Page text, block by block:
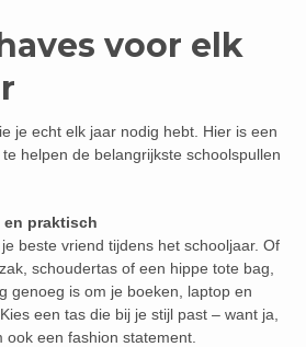
voor elk
je echt elk jaar nodig hebt. Hier is een
helpen de belangrijkste schoolspullen
praktisch
beste vriend tijdens het schooljaar. Of
schoudertas of een hippe tote bag,
genoeg is om je boeken, laptop en
een tas die bij je stijl past – want ja,
een fashion statement.